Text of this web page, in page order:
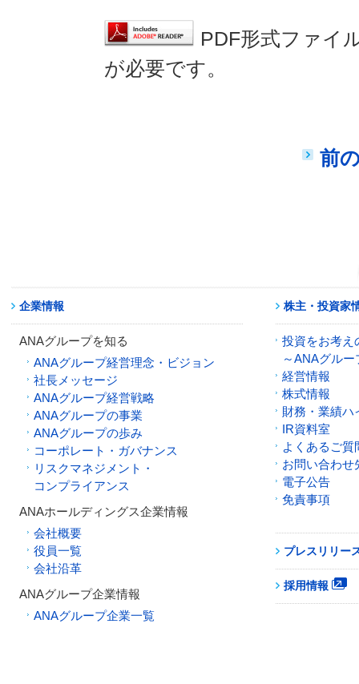
PDF形式ファイ
が必要です。
前
企業情報
ANAグループを知る
ANAグループ経営理念・ビジョン
社長メッセージ
ANAグループ経営戦略
ANAグループの事業
ANAグループの歩み
コーポレート・ガバナンス
リスクマネジメント・
コンプライアンス
ANAホールディングス企業情報
会社概要
役員一覧
会社沿革
ANAグループ企業情報
ANAグループ企業一覧
株主・投資家
投資をお考え
～ANAグル
経営情報
株式情報
財務・業績ハ
IR資料室
よくあるご質
お問い合わせ
電子公告
免責事項
プレスリリー
採用情報